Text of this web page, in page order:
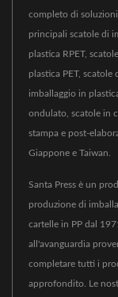
completo di
principali scatole di
plastica RPET,
plastica PET, scatole
imballaggio in
ondulato, scatole in
stampa e post-
Giappone e Taiwan.
Santa Press è un
produzione di
cartelle in PP dal
all'avanguardia
completare tutti i
approfondito. Le